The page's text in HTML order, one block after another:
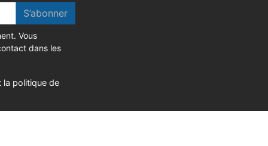
S’abonner
Vous
dans les
la politique de